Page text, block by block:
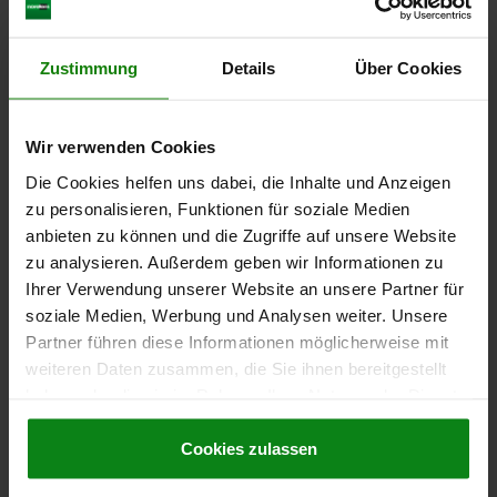
Zustimmung Details Über Cookies
Wir verwenden Cookies
Die Cookies helfen uns dabei, die Inhalte und Anzeigen
zu personalisieren, Funktionen für soziale Medien
anbieten zu können und die Zugriffe auf unsere Website
zu analysieren. Außerdem geben wir Informationen zu
Ihrer Verwendung unserer Website an unsere Partner für
soziale Medien, Werbung und Analysen weiter. Unsere
Partner führen diese Informationen möglicherweise mit
weiteren Daten zusammen, die Sie ihnen bereitgestellt
gesammelt haben.Cookie Richtlinien
Datenschutz|AGB
Cookies zulassen
DOWNLOADS
Other customers also bought
Piano hinges, steel, in-frame, with gooseneck and 120°
opening angle
€72.19